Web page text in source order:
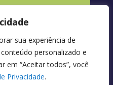
sua experiência de
personalizado e
em “Aceitar todos”, você
Privacidade.